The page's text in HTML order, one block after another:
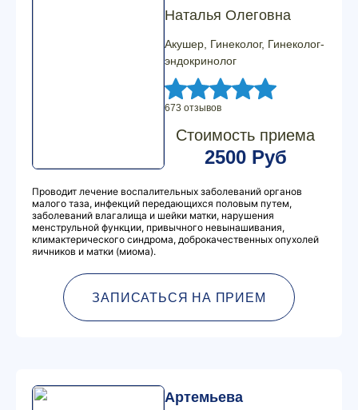
Наталья Олеговна
Акушер, Гинеколог, Гинеколог-
эндокринолог
673 отзывов
Стоимость приема
2500 Руб
Проводит лечение воспалительных заболеваний органов
малого таза, инфекций передающихся половым путем,
заболеваний влагалища и шейки матки, нарушения
менструльной функции, привычного невынашивания,
климактерического синдрома, доброкачественных опухолей
яичников и матки (миома).
ЗАПИСАТЬСЯ НА ПРИЕМ
Артемьева